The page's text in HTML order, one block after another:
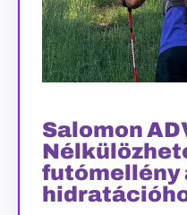
Salomon
futómellény